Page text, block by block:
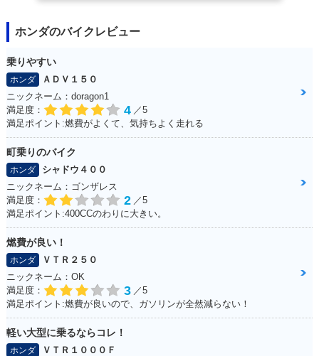
ホンダのバイクレビュー
乗りやすい
ホンダ
ＡＤＶ１５０
ニックネーム：doragon1
満足度：
4 ／5
満足ポイント:燃費がよくて、気持ちよく走れる
町乗りのバイク
ホンダ
シャドウ４００
ニックネーム：ゴンザレス
満足度：
2 ／5
満足ポイント:400CCのわりに大きい。
燃費が良い！
ホンダ
ＶＴＲ２５０
ニックネーム：OK
満足度：
3 ／5
満足ポイント:燃費が良いので、ガソリンが全然減らない！
軽い大型に乗るならコレ！
ホンダ
ＶＴＲ１０００Ｆ